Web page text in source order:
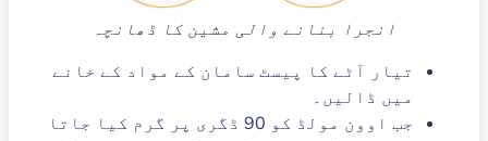
انجرا بنانے والی مشین کا ڈھانچہ
تیار آٹے کا پیسٹ سامان کے مواد کے خانے
میں ڈالیں۔
جب اوون مولڈ کو 90 ڈگری پر گرم کیا جاتا